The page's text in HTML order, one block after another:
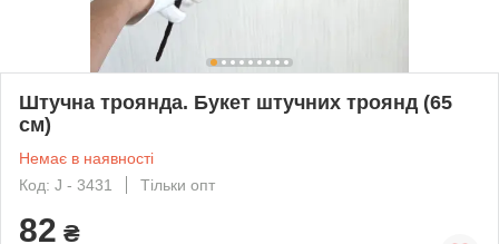
Штучна троянда. Букет штучних троянд (65
см)
Немає в наявності
Код: J - 3431
Тільки опт
82 ₴